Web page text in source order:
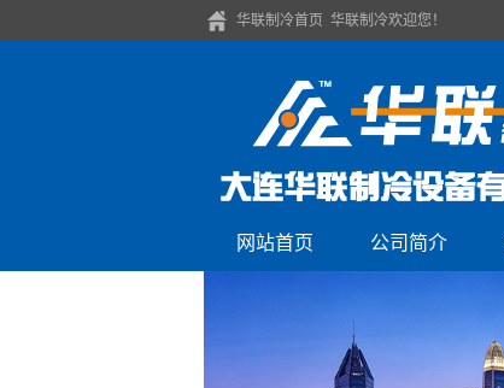
华联制冷首页 华联制冷欢迎您！
网站首页 公司简介